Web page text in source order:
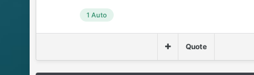
1 Auto
Quote